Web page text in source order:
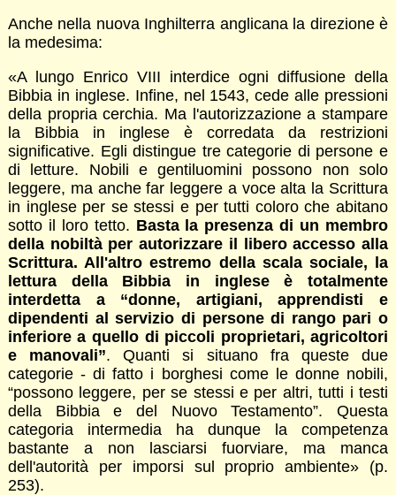
Anche nella nuova Inghilterra anglicana la direzione è
la medesima:
«A lungo Enrico VIII interdice ogni diffusione della
Bibbia in inglese. Infine, nel 1543, cede alle pressioni
della propria cerchia. Ma l'autorizzazione a stampare
la Bibbia in inglese è corredata da restrizioni
significative. Egli distingue tre categorie di persone e
di letture. Nobili e gentiluomini possono non solo
leggere, ma anche far leggere a voce alta la Scrittura
in inglese per se stessi e per tutti coloro che abitano
sotto il loro tetto. Basta la presenza di un membro
della nobiltà per autorizzare il libero accesso alla
Scrittura. All'altro estremo della scala sociale, la
lettura della Bibbia in inglese è totalmente
interdetta a “donne, artigiani, apprendisti e
dipendenti al servizio di persone di rango pari o
inferiore a quello di piccoli proprietari, agricoltori
e manovali”. Quanti si situano fra queste due
categorie - di fatto i borghesi come le donne nobili,
“possono leggere, per se stessi e per altri, tutti i testi
della Bibbia e del Nuovo Testamento”. Questa
categoria intermedia ha dunque la competenza
bastante a non lasciarsi fuorviare, ma manca
dell'autorità per imporsi sul proprio ambiente» (p.
253).